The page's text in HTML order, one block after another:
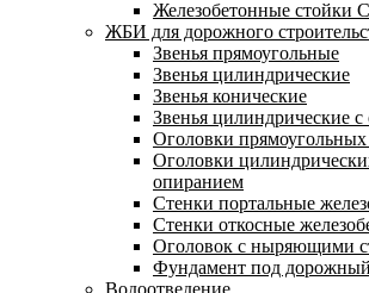
Железобетонные стойки
ЖБИ для дорожного
Звенья прямоугольные
Звенья цилиндрические
Звенья конические
Звенья цилиндрические
Оголовки прямоугольных
Оголовки
опиранием
Стенки портальные
Стенки откосные
Оголовок с ныряющими
Фундамент под
Водоотведение